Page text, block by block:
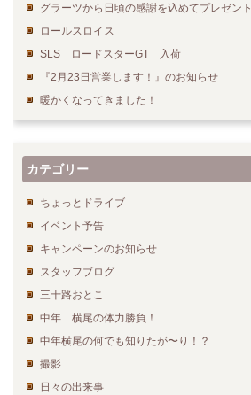
グラーツから日頃の感謝を込めてプレゼント
ロールスロイス
SLS ロードスターGT 入荷
『2月23日営業します！』のお知らせ
暖かくなってきました！
カテゴリー
ちょっとドライブ
イベント予告
キャンペーンのお知らせ
スタッフブログ
三十路おとこ
中年 横尾の体力勝負！
中年横尾の何でも知りたが〜り！？
撮影
日々の出来事